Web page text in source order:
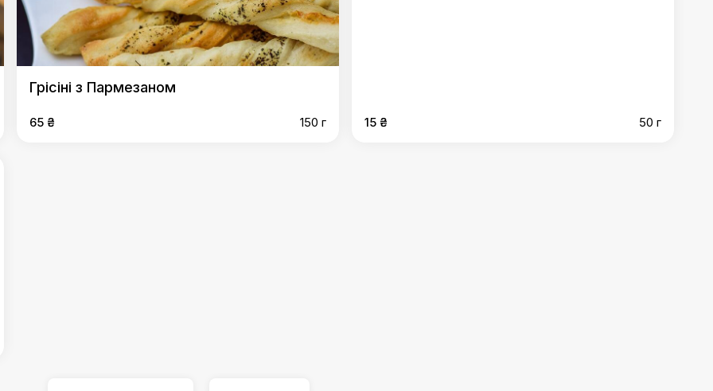
Грісіні з Пармезаном
65 ₴ 150 г 15 ₴ 50 г